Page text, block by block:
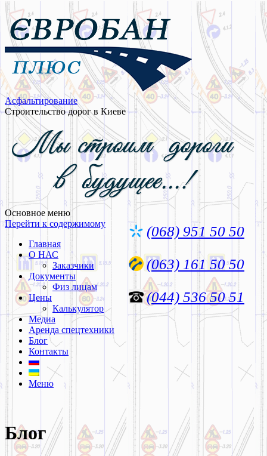
Асфальтирование
Строительство дорог в Киеве
(068) 951 50 50
(063) 161 50 50
(044) 536 50 51
Основное меню
Перейти к содержимому
Главная
О НАС
Заказчики
Документы
Физ лицам
Цены
Калькулятор
Медиа
Аренда спецтехники
Блог
Контакты
Меню
Блог